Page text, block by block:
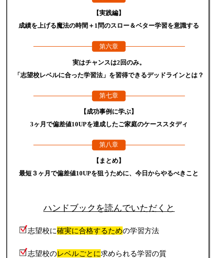
【実践編】
成績を上げる魔法の時間＋1問のスロー＆ベター学習を意識する
第六章
実はチャンスは2回のみ。
「志望校レベルに合った学習法」を習得できるデッドラインとは？
第七章
【成功事例に学ぶ】
3ヶ月で偏差値10UPを達成したご家庭のケーススタディ
第八章
【まとめ】
最短３ヶ月で偏差値10UPを狙うために、今日からやるべきこと
ハンドブックを読んでいただくと
志望校に確実に合格するための学習方法
志望校のレベルごとに求められる学習の質